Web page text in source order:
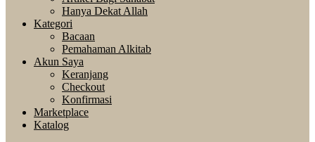
Hanya Dekat Allah
Kategori
Bacaan
Pemahaman Alkitab
Akun Saya
Keranjang
Checkout
Konfirmasi
Marketplace
Katalog